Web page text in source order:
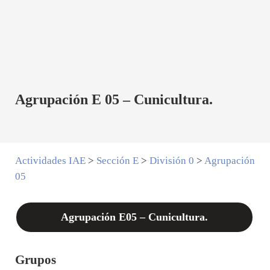
Agrupación E 05 – Cunicultura.
Actividades IAE> Sección E> División 0 > Agrupación
05
Agrupación E05 – Cunicultura.
Grupos